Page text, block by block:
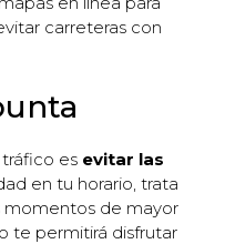
carreteras con
es evitar las
en tu horario, trata
momentos de mayor
te permitirá disfrutar